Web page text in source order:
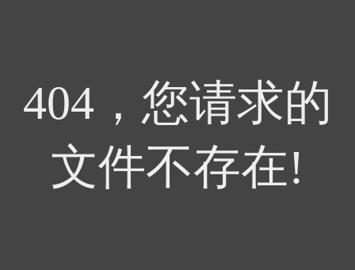
404，您请求的
文件不存在!